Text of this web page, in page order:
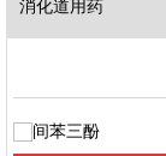
消化道用药